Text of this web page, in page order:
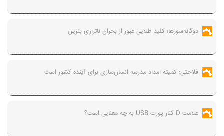
دوگانه‌سوزها؛ کلید طلایی عبور از بحران ناترازی بنزین
فلاحتی: کمیته امداد مدرسه انسان‌سازی برای آینده کشور است
علامت D کنار پورت USB به چه معنایی است؟